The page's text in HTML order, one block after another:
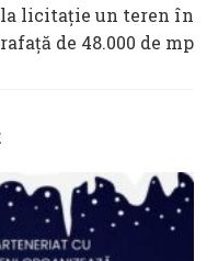
licitație un teren în
de 48.000 de mp